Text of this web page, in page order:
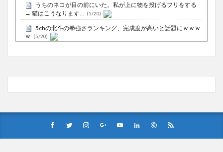
うちのネコが目の前にいた。私が上に物を投げるフリをする
→ 猫はこうなります…
(5/20)
5chの北斗の拳強さランキング、完成度が高いと話題にｗｗｗ
ｗ
(5/20)
広がらず (7/13)